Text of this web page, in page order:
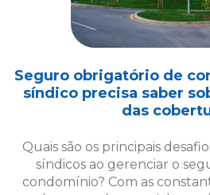
Quais são os principais
síndicos ao gerenciar o
coberturas, é essencial
proteções